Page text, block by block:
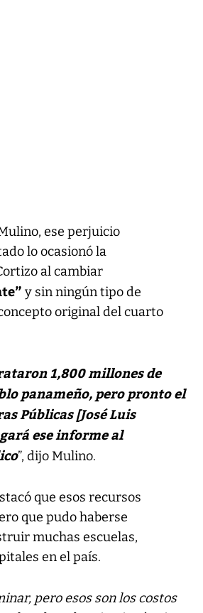
ese perjuicio
lo ocasionó la
al cambiar
y sin ningún tipo de
original del cuarto
1,800 millones de
panameño, pero pronto el
Públicas [José Luis
ese informe al
”, dijo Mulino.
que esos recursos
que pudo haberse
muchas escuelas,
en el país.
pero esos son los costos